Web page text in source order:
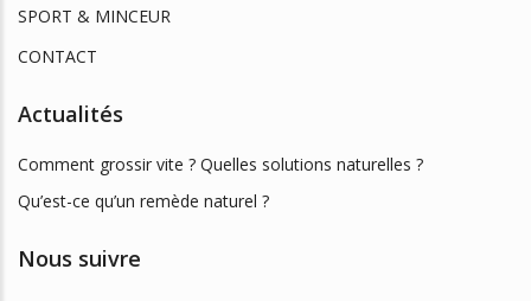
SPORT & MINCEUR
CONTACT
Actualités
Comment grossir vite ? Quelles solutions naturelles ?
Qu’est-ce qu’un remède naturel ?
Nous suivre